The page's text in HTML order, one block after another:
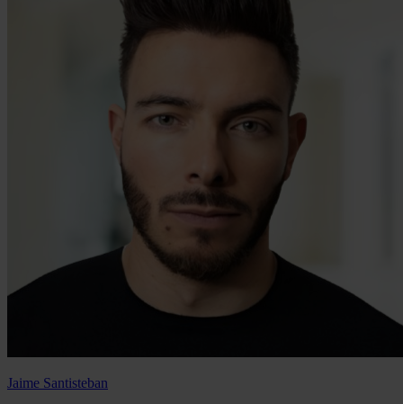
Jaime Santisteban